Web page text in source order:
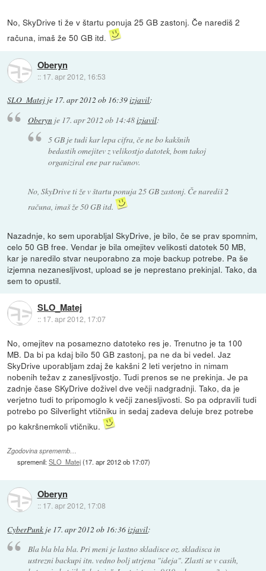
No, SkyDrive ti že v štartu ponuja 25 GB zastonj. Če narediš 2
računa, imaš že 50 GB itd.
Oberyn
:: 17. apr 2012, 16:53
SLO_Matej je 17. apr 2012 ob 16:39izjavil:
Oberynje 17. apr 2012 ob 14:48izjavil:
5 GB je tudi kar lepa cifra, če ne bo kakšnih
bedastih omejitev z velikostjo datotek, bom takoj
organiziral ene par računov.
No, SkyDrive ti že v štartu ponuja 25 GB zastonj. Če narediš 2
računa, imaš že 50 GB itd.
Nazadnje, ko sem uporabljal SkyDrive, je bilo, če se prav spomnim,
celo 50 GB free. Vendar je bila omejitev velikosti datotek 50 MB,
kar je naredilo stvar neuporabno za moje backup potrebe. Pa še
izjemna nezanesljivost, upload se je neprestano prekinjal. Tako, da
sem to opustil.
SLO_Matej
:: 17. apr 2012, 17:07
No, omejitev na posamezno datoteko res je. Trenutno je ta 100
MB. Da bi pa kdaj bilo 50 GB zastonj, pa ne da bi vedel. Jaz
SkyDrive uporabljam zdaj že kakšni 2 leti verjetno in nimam
nobenih težav z zanesljivostjo. Tudi prenos se ne prekinja. Je pa
zadnje čase SKyDrive doživel dve večji nadgradnji. Tako, da je
verjetno tudi to pripomoglo k večji zanesljivosti. So pa odpravili tudi
potrebo po Silverlight vtičniku in sedaj zadeva deluje brez potrebe
po kakršnemkoli vtičniku.
Zgodovina sprememb…
spremenil:SLO_Matej(17. apr 2012 ob 17:07)
Oberyn
:: 17. apr 2012, 17:08
CyberPunk je 17. apr 2012 ob 16:36izjavil:
Bla bla bla bla. Pri meni je lastno skladisce oz. skladisca in
ustrezni backupi itn. vedno bolj utrjena "ideja". Zlasti se v casih,